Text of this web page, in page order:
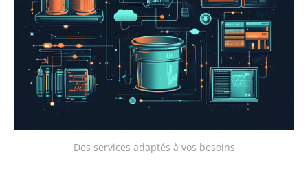
Des services adaptés à vos besoins